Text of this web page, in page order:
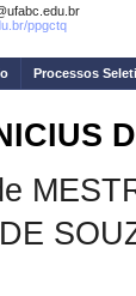
ppgctq
Processos